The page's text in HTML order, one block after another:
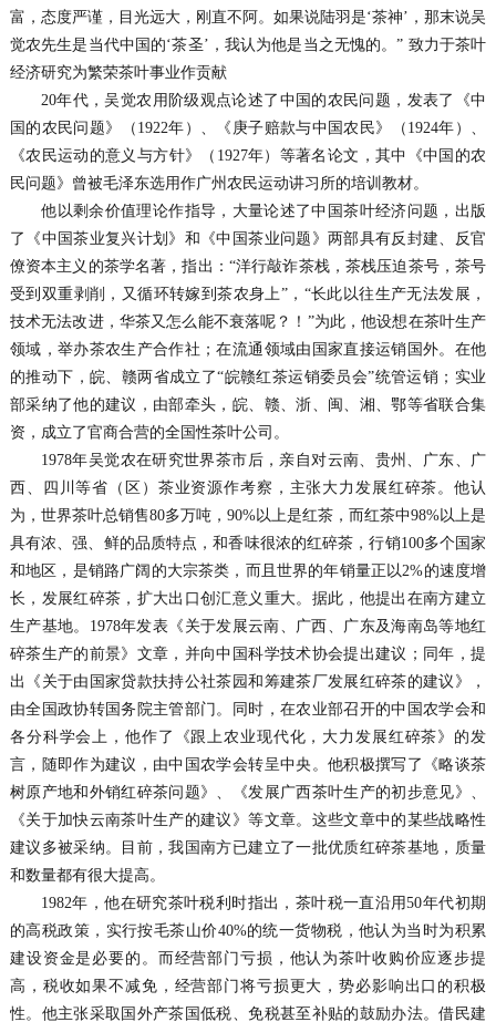
富，态度严谨，目光远大，刚直不阿。如果说陆羽是‘茶神’，那末说吴
觉农先生是当代中国的‘茶圣’，我认为他是当之无愧的。” 致力于茶叶
经济研究为繁荣茶叶事业作贡献
20年代，吴觉农用阶级观点论述了中国的农民问题，发表了《中
国的农民问题》（1922年）、《庚子赔款与中国农民》（1924年）、
《农民运动的意义与方针》（1927年）等著名论文，其中《中国的农
民问题》曾被毛泽东选用作广州农民运动讲习所的培训教材。
他以剩余价值理论作指导，大量论述了中国茶叶经济问题，出版
了《中国茶业复兴计划》和《中国茶业问题》两部具有反封建、反官
僚资本主义的茶学名著，指出：“洋行敲诈茶栈，茶栈压迫茶号，茶号
受到双重剥削，又循环转嫁到茶农身上”，“长此以往生产无法发展，
技术无法改进，华茶又怎么能不衰落呢？！”为此，他设想在茶叶生产
领域，举办茶农生产合作社；在流通领域由国家直接运销国外。在他
的推动下，皖、赣两省成立了“皖赣红茶运销委员会”统管运销；实业
部采纳了他的建议，由部牵头，皖、赣、浙、闽、湘、鄂等省联合集
资，成立了官商合营的全国性茶叶公司。
1978年吴觉农在研究世界茶市后，亲自对云南、贵州、广东、广
西、四川等省（区）茶业资源作考察，主张大力发展红碎茶。他认
为，世界茶叶总销售80多万吨，90%以上是红茶，而红茶中98%以上是
具有浓、强、鲜的品质特点，和香味很浓的红碎茶，行销100多个国家
和地区，是销路广阔的大宗茶类，而且世界的年销量正以2%的速度增
长，发展红碎茶，扩大出口创汇意义重大。据此，他提出在南方建立
生产基地。1978年发表《关于发展云南、广西、广东及海南岛等地红
碎茶生产的前景》文章，并向中国科学技术协会提出建议；同年，提
出《关于由国家贷款扶持公社茶园和筹建茶厂发展红碎茶的建议》，
由全国政协转国务院主管部门。同时，在农业部召开的中国农学会和
各分科学会上，他作了《跟上农业现代化，大力发展红碎茶》的发
言，随即作为建议，由中国农学会转呈中央。他积极撰写了《略谈茶
树原产地和外销红碎茶问题》、《发展广西茶叶生产的初步意见》、
《关于加快云南茶叶生产的建议》等文章。这些文章中的某些战略性
建议多被采纳。目前，我国南方已建立了一批优质红碎茶基地，质量
和数量都有很大提高。
1982年，他在研究茶叶税利时指出，茶叶税一直沿用50年代初期
的高税政策，实行按毛茶山价40%的统一货物税，他认为当时为积累
建设资金是必要的。而经营部门亏损，他认为茶叶收购价应逐步提
高，税收如果不减免，经营部门将亏损更大，势必影响出口的积极
性。他主张采取国外产茶国低税、免税甚至补贴的鼓励办法。借民建